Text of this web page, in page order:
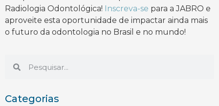
Radiologia Odontológica! Inscreva-se para a JABRO e
aproveite esta oportunidade de impactar ainda mais
o futuro da odontologia no Brasil e no mundo!
Categorias